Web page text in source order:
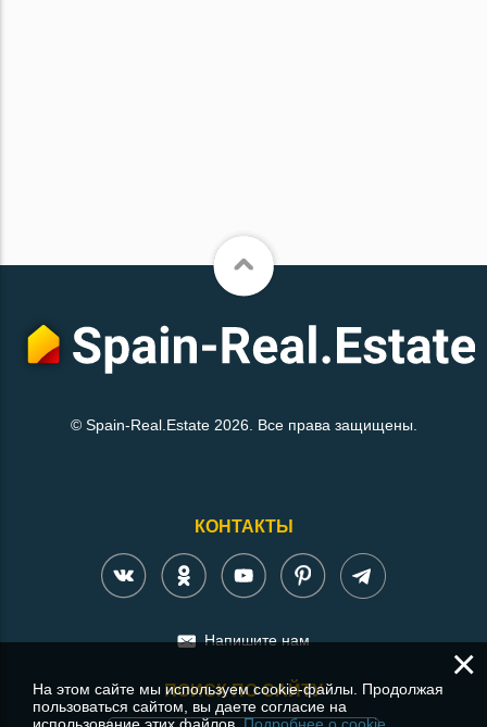
© Spain-Real.Estate 2026. Все права защищены.
КОНТАКТЫ
Напишите нам
ПОИСК ПО САЙТУ
×
На этом сайте мы используем cookie-файлы. Продолжая
пользоваться сайтом, вы даете согласие на